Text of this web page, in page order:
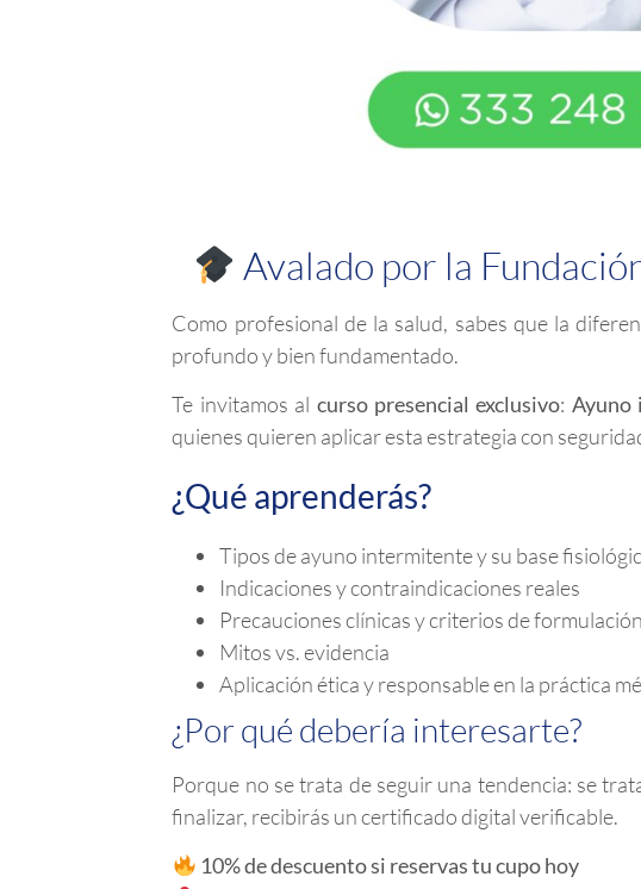
Avalado por la
Como profesional de la salud, sabes que la
profundo y bien fundamentado.
Te invitamos al curso presencial exclusivo: Ayuno
quienes quieren aplicar esta estrategia con
¿Qué aprenderás?
Tipos de ayuno intermitente y su base
Indicaciones y contraindicaciones reales
Precauciones clínicas y criterios de formulación
Mitos vs. evidencia
Aplicación ética y responsable en la práctica
¿Por qué debería interesarte?
Porque no se trata de seguir una tendencia: se
finalizar, recibirás un certificado digital verificable.
10% de descuento si reservas tu cupo hoy